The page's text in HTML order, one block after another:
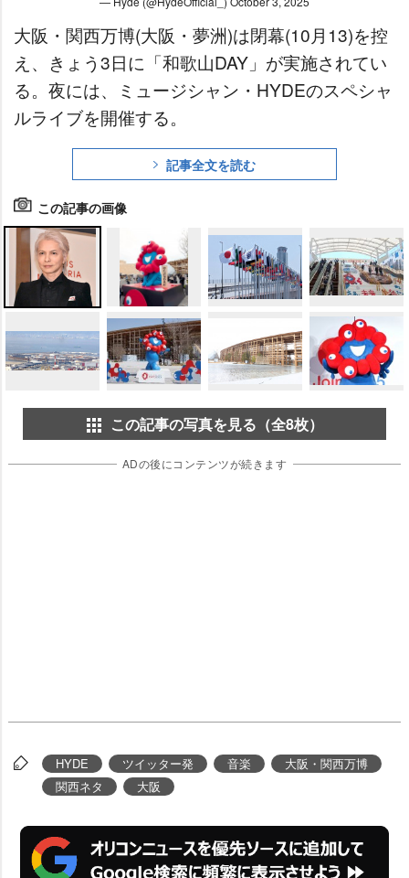
大阪・関西万博(大阪・夢洲)は閉幕(10月13)を控
え、きょう3日に「和歌山DAY」が実施されてい
る。夜には、ミュージシャン・HYDEのスペシャ
ルライブを開催する。
記事全文を読む
この記事の画像
この記事の写真を見る（全8枚）
ADの後にコンテンツが続きます
HYDE ツイッター発 音楽
大阪・関西万博
関西ネタ
大阪